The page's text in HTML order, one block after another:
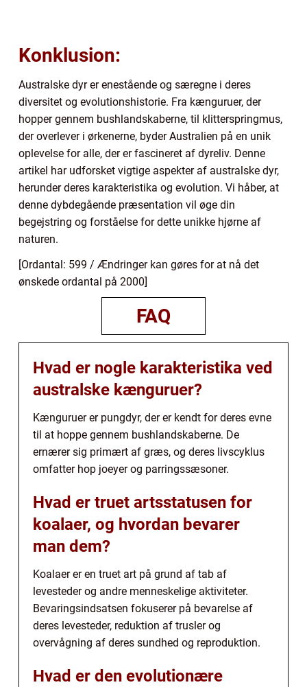
Konklusion:
Australske dyr er enestående og særegne i deres
diversitet og evolutionshistorie. Fra kænguruer, der
hopper gennem bushlandskaberne, til klitterspringmus,
der overlever i ørkenerne, byder Australien på en unik
oplevelse for alle, der er fascineret af dyreliv. Denne
artikel har udforsket vigtige aspekter af australske dyr,
herunder deres karakteristika og evolution. Vi håber, at
denne dybdegående præsentation vil øge din
begejstring og forståelse for dette unikke hjørne af
naturen.
[Ordantal: 599 / Ændringer kan gøres for at nå det
ønskede ordantal på 2000]
FAQ
Hvad er nogle karakteristika ved
australske kænguruer?
Kænguruer er pungdyr, der er kendt for deres evne
til at hoppe gennem bushlandskaberne. De
ernærer sig primært af græs, og deres livscyklus
omfatter hop joeyer og parringssæsoner.
Hvad er truet artsstatusen for
koalaer, og hvordan bevarer
man dem?
Koalaer er en truet art på grund af tab af
levesteder og andre menneskelige aktiviteter.
Bevaringsindsatsen fokuserer på bevarelse af
deres levesteder, reduktion af trusler og
overvågning af deres sundhed og reproduktion.
Hvad er den evolutionære